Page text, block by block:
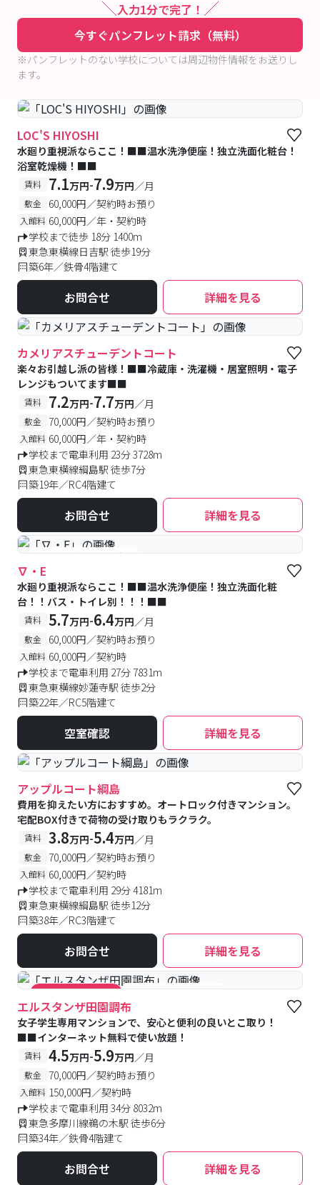
入力1分で完了！
今すぐパンフレット請求（無料）
※パンフレットのない学校については周辺物件情報をお送りし
ます。
LOC'S HIYOSHI
水廻り重視派ならここ！■■温水洗浄便座！独立洗面化粧台！
浴室乾燥機！■■
賃料 7.1万円-7.9万円／月
敷金 60,000円／契約時お預り
入館料 60,000円／年・契約時
学校まで徒歩 18分 1400m
東急東横線日吉駅 徒歩19分
築6年／鉄骨4階建て
お問合せ 詳細を見る
カメリアスチューデントコート
楽々お引越し派の皆様！■■冷蔵庫・洗濯機・居室照明・電子
レンジもついてます■■
賃料 7.2万円-7.7万円／月
敷金 70,000円／契約時お預り
入館料 60,000円／年・契約時
学校まで電車利用 23分 3728m
東急東横線綱島駅 徒歩7分
築19年／RC4階建て
お問合せ 詳細を見る
#予約受付中 #空室待ち
∇・E
水廻り重視派ならここ！■■温水洗浄便座！独立洗面化粧
台！！バス・トイレ別！！！■■
賃料 5.7万円-6.4万円／月
敷金 60,000円／契約時お預り
入館料 60,000円／契約時
学校まで電車利用 27分 7831m
東急東横線妙蓮寺駅 徒歩2分
築22年／RC5階建て
空室確認 詳細を見る
アップルコート綱島
費用を抑えたい方におすすめ。オートロック付きマンション。
宅配BOX付きで荷物の受け取りもラクラク。
賃料 3.8万円-5.4万円／月
敷金 70,000円／契約時お預り
入館料 60,000円／契約時
学校まで電車利用 29分 4181m
東急東横線綱島駅 徒歩12分
築38年／RC3階建て
お問合せ 詳細を見る
#キャンペーン実施中 #食事付き #女性専用
エルスタンザ田園調布
女子学生専用マンションで、安心と便利の良いとこ取り！
■■インターネット無料で使い放題！
賃料 4.5万円-5.9万円／月
敷金 70,000円／契約時お預り
入館料 150,000円／契約時
学校まで電車利用 34分 8032m
東急多摩川線鵜の木駅 徒歩6分
築34年／鉄骨4階建て
お問合せ 詳細を見る